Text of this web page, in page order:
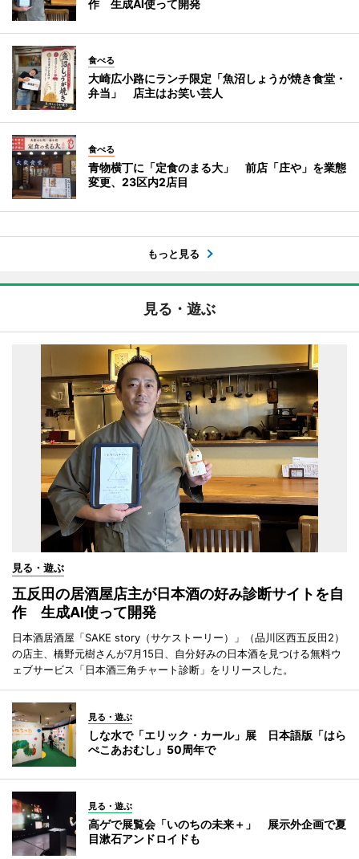
作 生成AI使って開発
食べる
大崎広小路にランチ限定「魚沼しょうが焼き食堂・
弁当」 店主はお笑い芸人
食べる
青物横丁に「定食のまる大」 前店「庄や」を業態
変更、23区内2店目
もっと見る
見る・遊ぶ
見る・遊ぶ
五反田の居酒屋店主が日本酒の好み診断サイトを自
作 生成AI使って開発
日本酒居酒屋「SAKE story（サケストーリー）」（品川区西五反田2）
の店主、橋野元樹さんが7月15日、自分好みの日本酒を見つける無料ウ
ェブサービス「日本酒三角チャート診断」をリリースした。
見る・遊ぶ
しな水で「エリック・カール」展 日本語版「はら
ぺこあおむし」50周年で
見る・遊ぶ
高ゲで展覧会「いのちの未来＋」 展示外企画で夏
目漱石アンドロイドも